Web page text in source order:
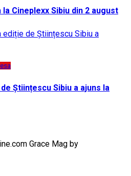
Cineplexx Sibiu din 2 august
Științescu Sibiu a ajuns la
Grace Mag by